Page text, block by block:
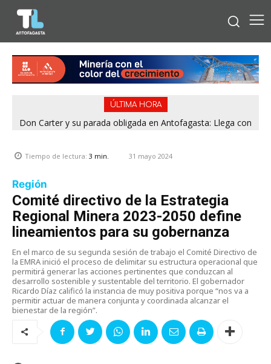
ÚLTIMA HORA
Don Carter y su parada obligada en Antofagasta: Llega con
Tiempo de lectura: 3 min. 31 mayo 2024
Región
Comité directivo de la Estrategia
Regional Minera 2023-2050 define
lineamientos para su gobernanza
En el marco de su segunda sesión de trabajo el Comité Directivo de
la EMRA inició el proceso de delimitar su estructura operacional que
permitirá generar las acciones pertinentes que conduzcan al
desarrollo sostenible y sustentable del territorio. El gobernador
Ricardo Díaz calificó la instancia de muy positiva porque “nos va a
permitir actuar de manera conjunta y coordinada alcanzar el
bienestar de la región”.